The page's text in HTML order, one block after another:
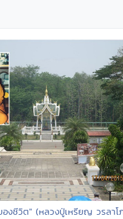
องชีวิต" (หลวงปู่เหรียญ วรลาโ